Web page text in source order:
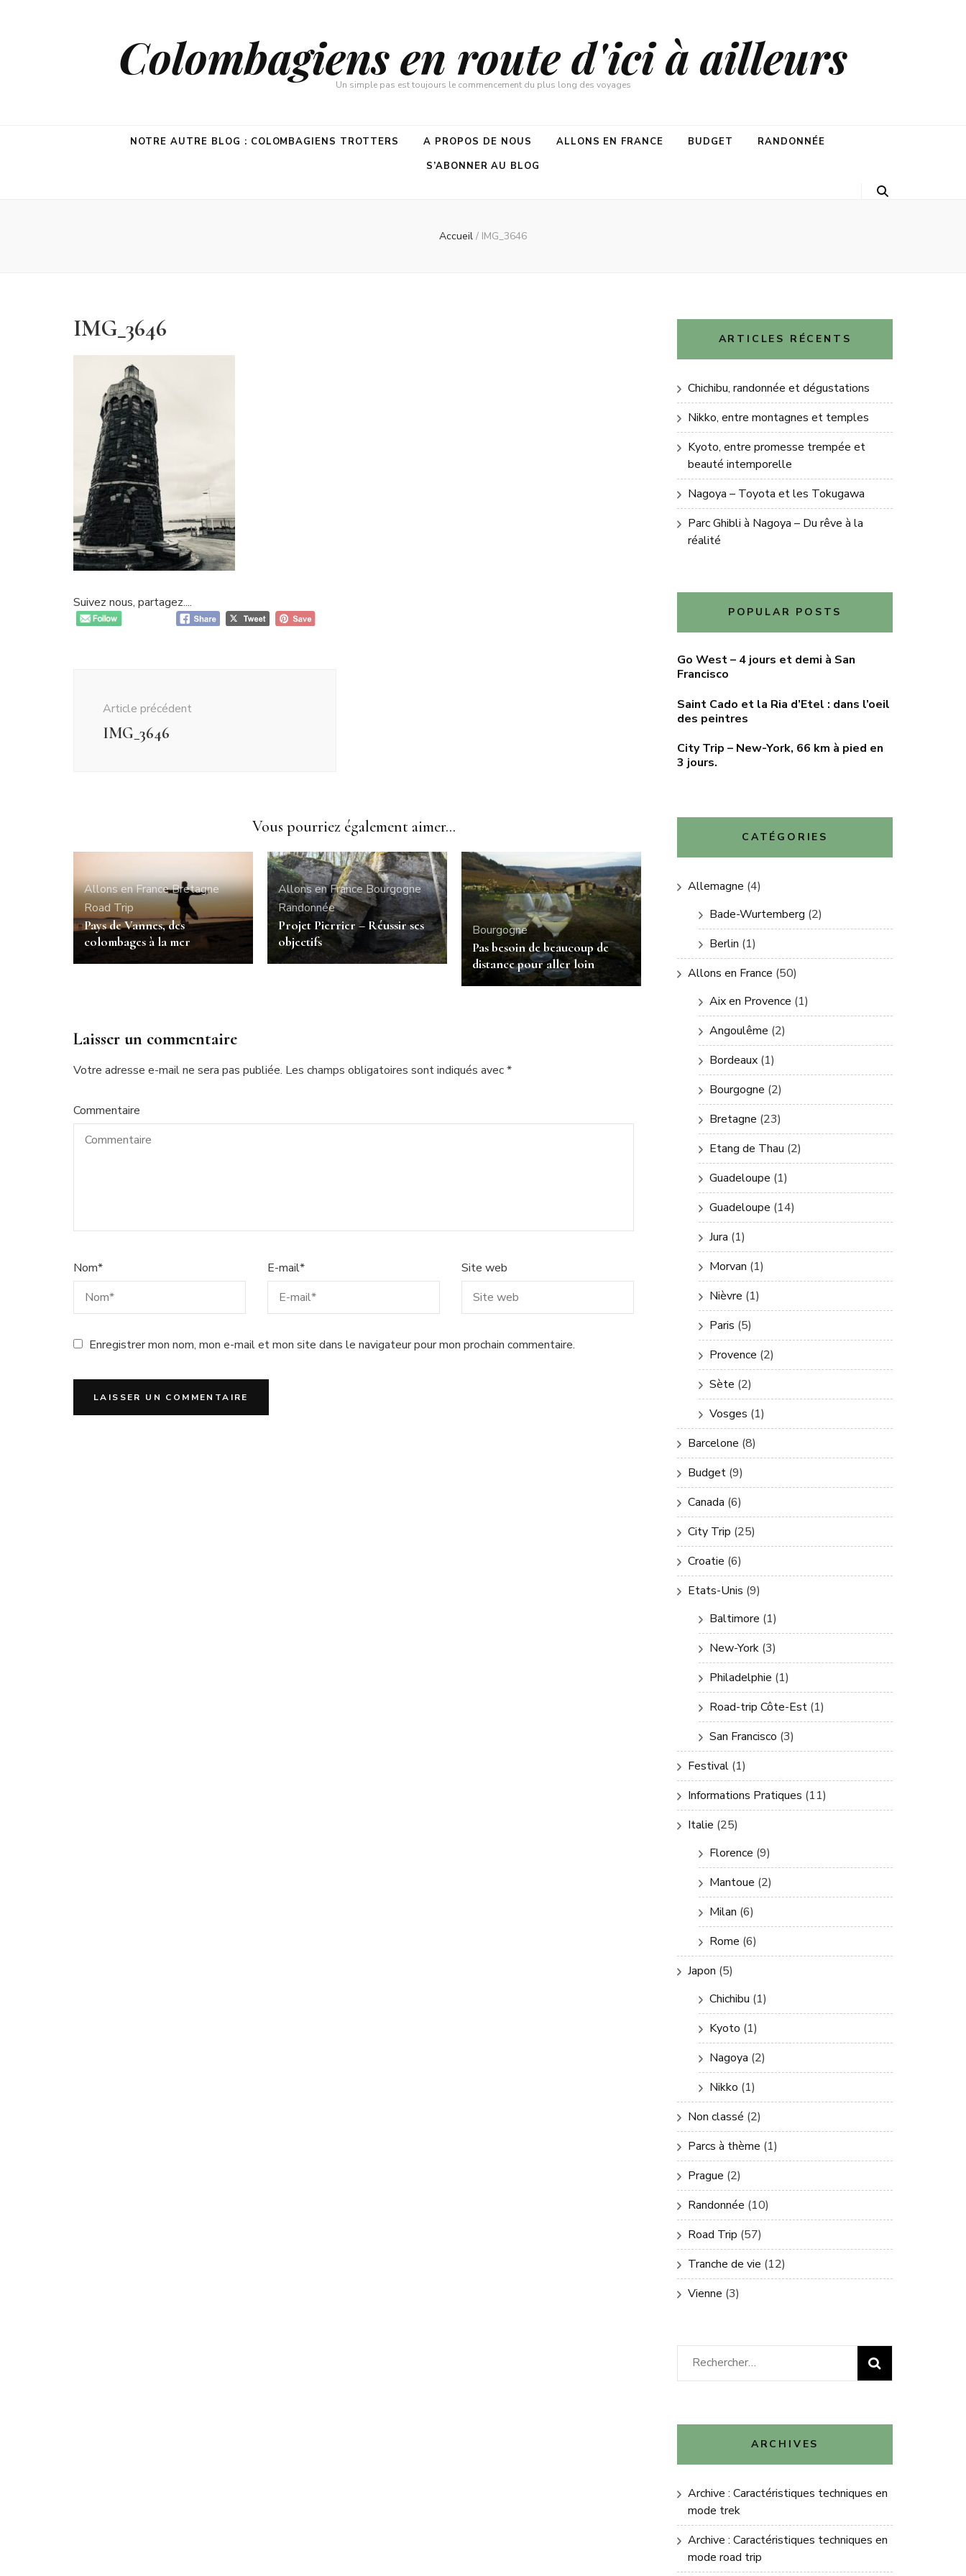
Colombagiens en route d'ici à ailleurs
Un simple pas est toujours le commencement du plus long des voyages
NOTRE AUTRE BLOG : COLOMBAGIENS TROTTERS A PROPOS DE NOUS ALLONS EN FRANCE BUDGET
RANDONNÉE
S’ABONNER AU BLOG
Accueil / IMG_3646
IMG_3646
Suivez nous, partagez....
Article précédent
IMG_3646
Vous pourriez également aimer...
Allons en FranceBretagne
Road Trip
Pays de Vannes, des
colombages à la mer
Allons en France Bourgogne
Randonnée
Projet Pierrier – Réussir ses
objectifs
Bourgogne
Pas besoin de beaucoup de
distance pour aller loin
Laisser un commentaire
Votre adresse e-mail ne sera pas publiée. Les champs obligatoires sont indiqués avec*
Commentaire
Nom* E-mail* Site web
Enregistrer mon nom, mon e-mail et mon site dans le navigateur pour mon prochain commentaire.
ARTICLES RÉCENTS
Chichibu, randonnée et dégustations
Nikko, entre montagnes et temples
Kyoto, entre promesse trempée et
beauté intemporelle
Nagoya – Toyota et les Tokugawa
Parc Ghibli à Nagoya – Du rêve à la
réalité
POPULAR POSTS
Go West – 4 jours et demi à San
Francisco
Saint Cado et la Ria d’Etel : dans l’oeil
des peintres
City Trip – New-York, 66 km à pied en
3 jours.
CATÉGORIES
Allemagne (4)
Bade-Wurtemberg (2)
Berlin (1)
Allons en France (50)
Aix en Provence (1)
Angoulême (2)
Bordeaux (1)
Bourgogne (2)
Bretagne (23)
Etang de Thau (2)
Guadeloupe (1)
Guadeloupe (14)
Jura (1)
Morvan (1)
Nièvre (1)
Paris (5)
Provence (2)
Sète (2)
Vosges (1)
Barcelone (8)
Budget (9)
Canada (6)
City Trip (25)
Croatie (6)
Etats-Unis (9)
Baltimore (1)
New-York (3)
Philadelphie (1)
Road-trip Côte-Est (1)
San Francisco (3)
Festival (1)
Informations Pratiques (11)
Italie (25)
Florence (9)
Mantoue (2)
Milan (6)
Rome (6)
Japon (5)
Chichibu (1)
Kyoto (1)
Nagoya (2)
Nikko (1)
Non classé (2)
Parcs à thème (1)
Prague (2)
Randonnée (10)
Road Trip (57)
Tranche de vie (12)
Vienne (3)
Rechercher :
ARCHIVES
Archive : Caractéristiques techniques en
mode trek
Archive : Caractéristiques techniques en
mode road trip